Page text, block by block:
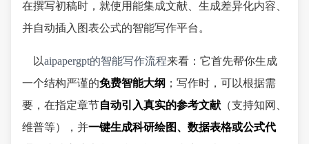
在撰写初稿时，就使用能集成文献、生成差异化内容、
并自动插入图表公式的智能写作平台。
以aipapergpt的智能写作流程来看：它首先帮你生成
一个结构严谨的免费智能大纲 ；写作时，可以根据需
要，在指定章节自动引入真实的参考文献 （支持知网、
维普等），并一键生成科研绘图、数据表格或公式代